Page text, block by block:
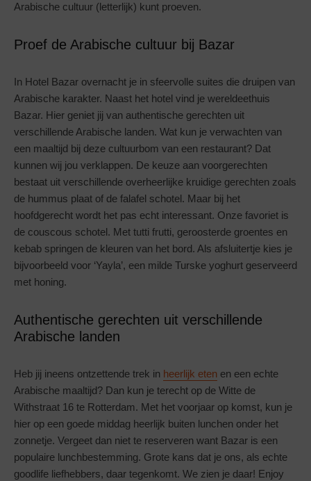
Arabische cultuur (letterlijk) kunt proeven.
Proef de Arabische cultuur bij Bazar
In Hotel Bazar overnacht je in sfeervolle suites die druipen van
Arabische karakter. Naast het hotel vind je wereldeethuis
Bazar. Hier geniet jij van authentische gerechten uit
verschillende Arabische landen. Wat kun je verwachten van
een maaltijd bij deze cultuurbom van een restaurant? Dat
kunnen wij jou verklappen. De keuze aan voorgerechten
bestaat uit verschillende overheerlijke kruidige gerechten zoals
de hummus plaat of de falafel schotel. Maar bij het
hoofdgerecht wordt het pas echt interessant. Onze favoriet is
de couscous schotel. Met tutti frutti, geroosterde groentes en
kebab springen de kleuren van het bord. Als afsluitertje kies je
bijvoorbeeld voor ‘Yayla’, een milde Turske yoghurt geserveerd
met honing.
Authentische gerechten uit verschillende
Arabische landen
Heb jij ineens ontzettende trek in heerlijk eten en een echte
Arabische maaltijd? Dan kun je terecht op de Witte de
Withstraat 16 te Rotterdam. Met het voorjaar op komst, kun je
hier op een goede middag heerlijk buiten lunchen onder het
zonnetje. Vergeet dan niet te reserveren want Bazar is een
populaire lunchbestemming. Grote kans dat je ons, als echte
goodlife liefhebbers, daar tegenkomt. We zien je daar! Enjoy